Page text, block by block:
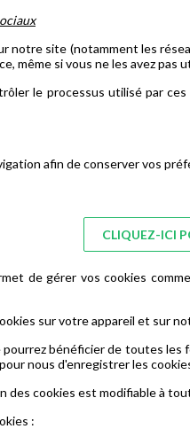
site (notamment les
même si vous ne les avez pas
le processus utilisé par
afin de conserver vos
CLIQUEZ-ICI
de gérer vos cookies
sur votre appareil et sur
pourrez bénéficier de toutes
nous d'enregistrer les
des cookies est modifiable à
: